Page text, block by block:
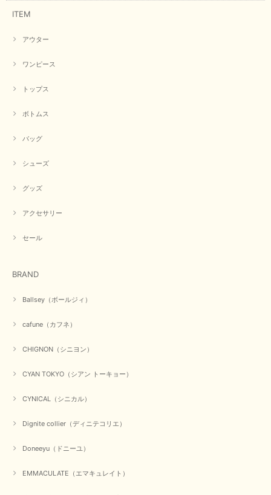
ITEM
アウター
ワンピース
トップス
ボトムス
バッグ
シューズ
グッズ
アクセサリー
セール
BRAND
Ballsey（ボールジィ）
cafune（カフネ）
CHIGNON（シニヨン）
CYAN TOKYO（シアン トーキョー）
CYNICAL（シニカル）
Dignite collier（ディニテコリエ）
Doneeyu（ドニーユ）
EMMACULATE（エマキュレイト）